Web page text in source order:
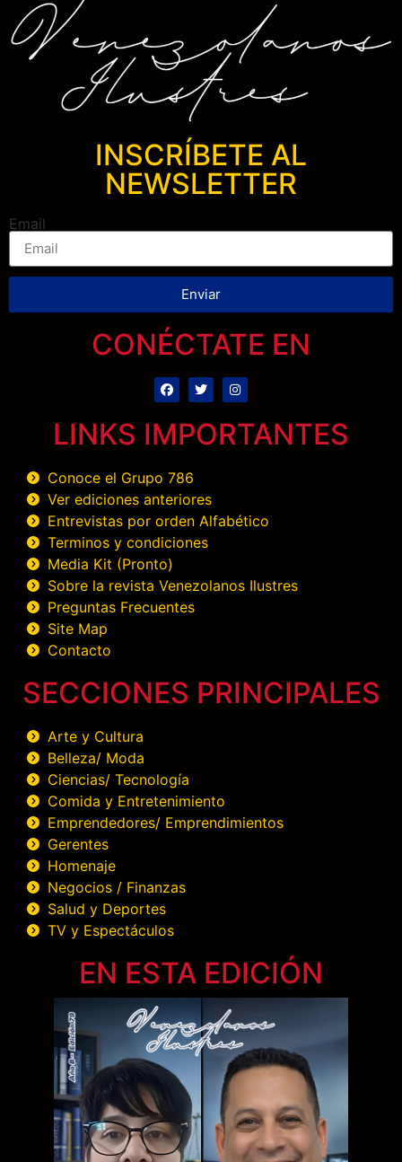
INSCRÍBETE AL
NEWSLETTER
Email
Enviar
CONÉCTATE EN
LINKS IMPORTANTES
Conoce el Grupo 786
Ver ediciones anteriores
Entrevistas por orden Alfabético
Terminos y condiciones
Media Kit (Pronto)
Sobre la revista Venezolanos Ilustres
Preguntas Frecuentes
Site Map
Contacto
SECCIONES PRINCIPALES
Arte y Cultura
Belleza/ Moda
Ciencias/ Tecnología
Comida y Entretenimiento
Emprendedores/ Emprendimientos
Gerentes
Homenaje
Negocios / Finanzas
Salud y Deportes
TV y Espectáculos
EN ESTA EDICIÓN